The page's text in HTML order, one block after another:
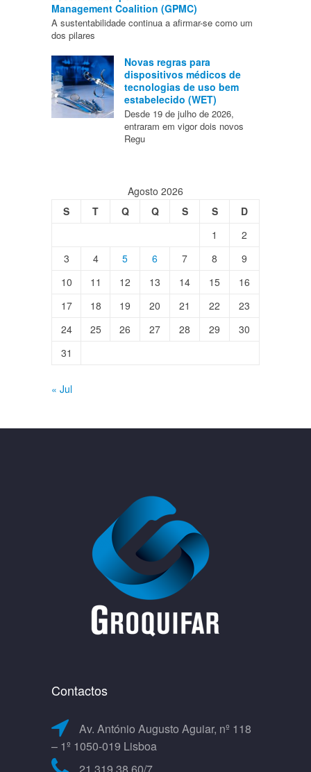
Management Coalition (GPMC)
A sustentabilidade continua a afirmar-se como um
dos pilares
Novas regras para
dispositivos médicos de
tecnologias de uso bem
estabelecido (WET)
Desde 19 de julho de 2026,
entraram em vigor dois novos
Regu
Agosto 2026
S
T Q Q S S
D
1
2
3
4 5 6 7 8
9
10
11 12 13 14 15
16
17
18 19 20 21 22
23
24
25 26 27 28 29
30
31
« Jul
Contactos
Av. António Augusto Aguiar, nº 118
– 1º 1050-019 Lisboa
21 319 38 60/7